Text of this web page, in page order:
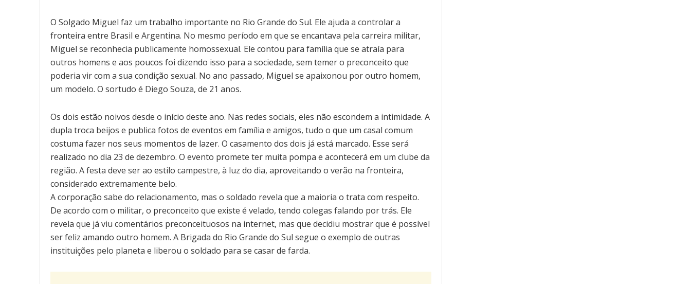
O Solgado Miguel faz um trabalho importante no Rio Grande do Sul. Ele ajuda a controlar a
fronteira entre Brasil e Argentina. No mesmo período em que se encantava pela carreira militar,
Miguel se reconhecia publicamente homossexual. Ele contou para família que se atraía para
outros homens e aos poucos foi dizendo isso para a sociedade, sem temer o preconceito que
poderia vir com a sua condição sexual. No ano passado, Miguel se apaixonou por outro homem,
um modelo. O sortudo é Diego Souza, de 21 anos.
Os dois estão noivos desde o início deste ano. Nas redes sociais, eles não escondem a intimidade. A
dupla troca beijos e publica fotos de eventos em família e amigos, tudo o que um casal comum
costuma fazer nos seus momentos de lazer. O casamento dos dois já está marcado. Esse será
realizado no dia 23 de dezembro. O evento promete ter muita pompa e acontecerá em um clube da
região. A festa deve ser ao estilo campestre, à luz do dia, aproveitando o verão na fronteira,
considerado extremamente belo.
A corporação sabe do relacionamento, mas o soldado revela que a maioria o trata com respeito.
De acordo com o militar, o preconceito que existe é velado, tendo colegas falando por trás. Ele
revela que já viu comentários preconceituosos na internet, mas que decidiu mostrar que é possível
ser feliz amando outro homem. A Brigada do Rio Grande do Sul segue o exemplo de outras
instituições pelo planeta e liberou o soldado para se casar de farda.